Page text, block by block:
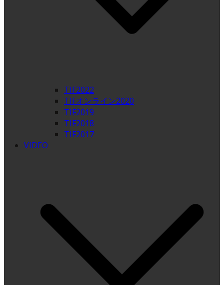
TIF2022
TIFオンライン2020
TIF2019
TIF2018
TIF2017
VIDEO